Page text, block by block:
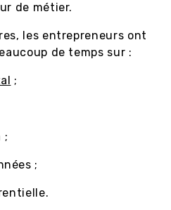
de métier.
les entrepreneurs ont
de temps sur :
;
;
;